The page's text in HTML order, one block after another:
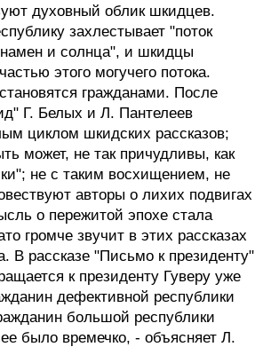
духовный облик шкидцев.
захлестывает "поток
и солнца", и шкидцы
этого могучего потока.
гражданами. После
Г. Белых и Л. Пантелеев
циклом шкидских рассказов;
может, не так причудливы, как
не с таким восхищением, не
авторы о лихих подвигах
о пережитой эпохе стала
громче звучит в этих рассказах
В рассказе "Письмо к президенту"
к президенту Гуверу уже
дефективной республики
большой республики
было времечко, - объясняет Л.